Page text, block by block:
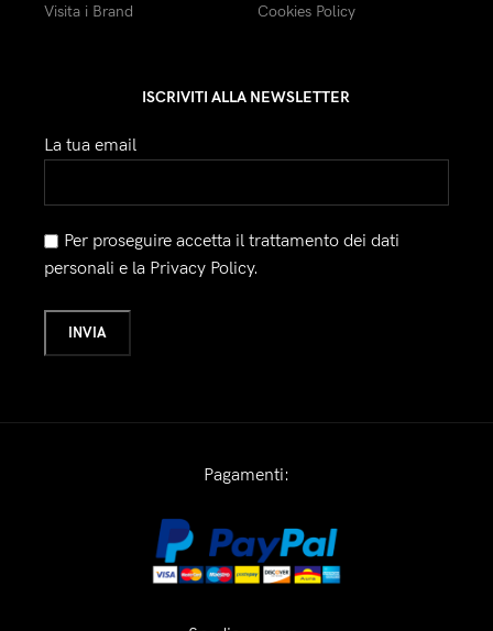
Visita i Brand
Cookies Policy
ISCRIVITI ALLA NEWSLETTER
La tua email
Per proseguire accetta il trattamento dei dati
personali e la Privacy Policy.
Pagamenti: